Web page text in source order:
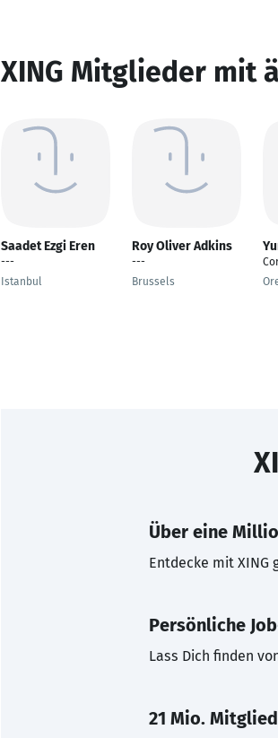
XING Mitglieder mit
Saadet Ezgi Eren
---
Istanbul
Roy Oliver Adkins
---
Brussels
Über eine
Entdecke mit XING
Persönliche
Lass Dich finden
21 Mio.